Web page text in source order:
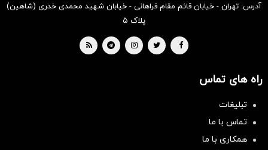
آدرس: تهران - خیابان قائم مقام فراهانی - خیابان شهید محمدی خدری (شاهین)
پلاک ۵
راه های تماس
تبلیغات
تماس با ما
همکاری با ما